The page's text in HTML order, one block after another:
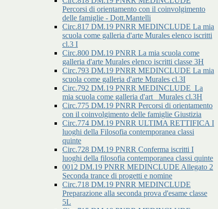
Percorsi di orientamento con il coinvolgimento
delle famiglie - Dott.Mantelli
Circ.817 DM.19 PNRR MEDINCLUDE La mia
scuola come galleria d'arte Murales elenco iscritti
cl.3 I
Circ.800 DM.19 PNRR La mia scuola come
galleria d'arte Murales elenco iscritti classe 3H
Circ.793 DM.19 PNRR MEDINCLUDE La mia
scuola come galleria d'arte Murales cl.3I
Circ.792 DM.19 PNRR MEDINCLUDE_La
mia scuola come galleria d'art _Murales cl.3H
Circ.775 DM.19 PNRR Percorsi di orientamento
con il coinvolgimento delle famiglie Giustizia
Circ.774 DM.19 PNRR ULTIMA RETTIFICA I
luoghi della Filosofia contemporanea classi
quinte
Circ.728 DM.19 PNRR Conferma iscritti I
luoghi della filosofia contemporanea classi quinte
0012 DM.19 PNRR MEDINCLUDE Allegato 2
Seconda trance di progetti e nomine
Circ.718 DM.19 PNRR MEDINCLUDE
Preparazione alla seconda prova d'esame classe
5L